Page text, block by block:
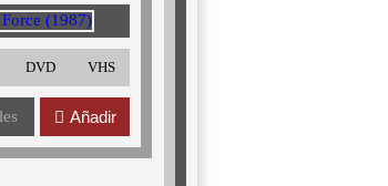
DVD VHS
Añadir